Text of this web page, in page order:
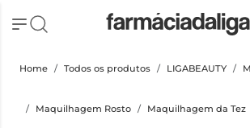
Home Todos os produtos LIGABEAUTY
Maquilhagem Rosto Maquilhagem da Tez